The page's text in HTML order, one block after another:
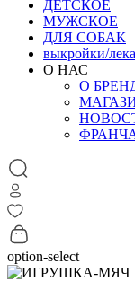
ДЕТСКОЕ
МУЖСКОЕ
ДЛЯ СОБАК
выкройки/
О НАС
О
option-select